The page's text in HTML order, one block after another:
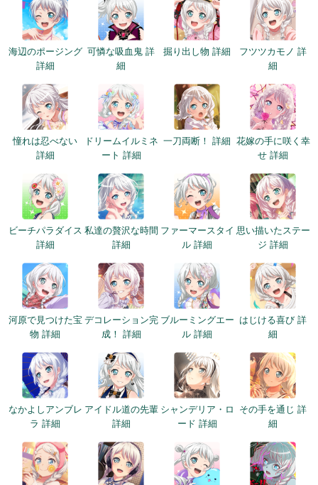
海辺のポージング
詳細
可憐な吸血鬼 詳
細
掘り出し物 詳細
フツツカモノ 詳
細
憧れは忍べない
詳細
ドリームイルミネ
ート 詳細
一刀両断！ 詳細 花嫁の手に咲く幸
せ 詳細
ビーチパラダイス
詳細
私達の贅沢な時間
詳細
ファーマースタイ
ル 詳細
思い描いたステー
ジ 詳細
河原で見つけた宝
物 詳細
デコレーション完
成！ 詳細
ブルーミングエー
ル 詳細
はじける喜び 詳
細
なかよしアンブレ
ラ 詳細
アイドル道の先輩
詳細
シャンデリア・ロ
ード 詳細
その手を通じ 詳
細